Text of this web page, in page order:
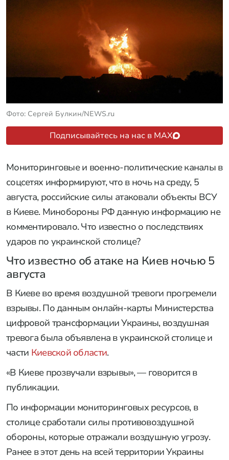
Фото: Сергей Булкин/NEWS.ru
Подписывайтесь на нас в MAX
Мониторинговые и военно-политические каналы в
соцсетях информируют, что в ночь на среду, 5
августа, российские силы атаковали объекты ВСУ
в Киеве. Минобороны РФ данную информацию не
комментировало. Что известно о последствиях
ударов по украинской столице?
Что известно об атаке на Киев ночью 5
августа
В Киеве во время воздушной тревоги прогремели
взрывы. По данным онлайн-карты Министерства
цифровой трансформации Украины, воздушная
тревога была объявлена в украинской столице и
части Киевской области.
«В Киеве прозвучали взрывы», — говорится в
публикации.
По информации мониторинговых ресурсов, в
столице сработали силы противовоздушной
обороны, которые отражали воздушную угрозу.
Ранее в этот день на всей территории Украины